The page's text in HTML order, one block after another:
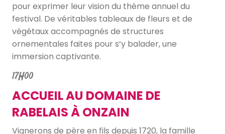
pour exprimer leur vision du thème annuel du
festival. De véritables tableaux de fleurs et de
végétaux accompagnés de structures
ornementales faites pour s’y balader, une
immersion captivante.
17H00
ACCUEIL AU DOMAINE DE
RABELAIS À ONZAIN
Vignerons de père en fils depuis 1720, la famille